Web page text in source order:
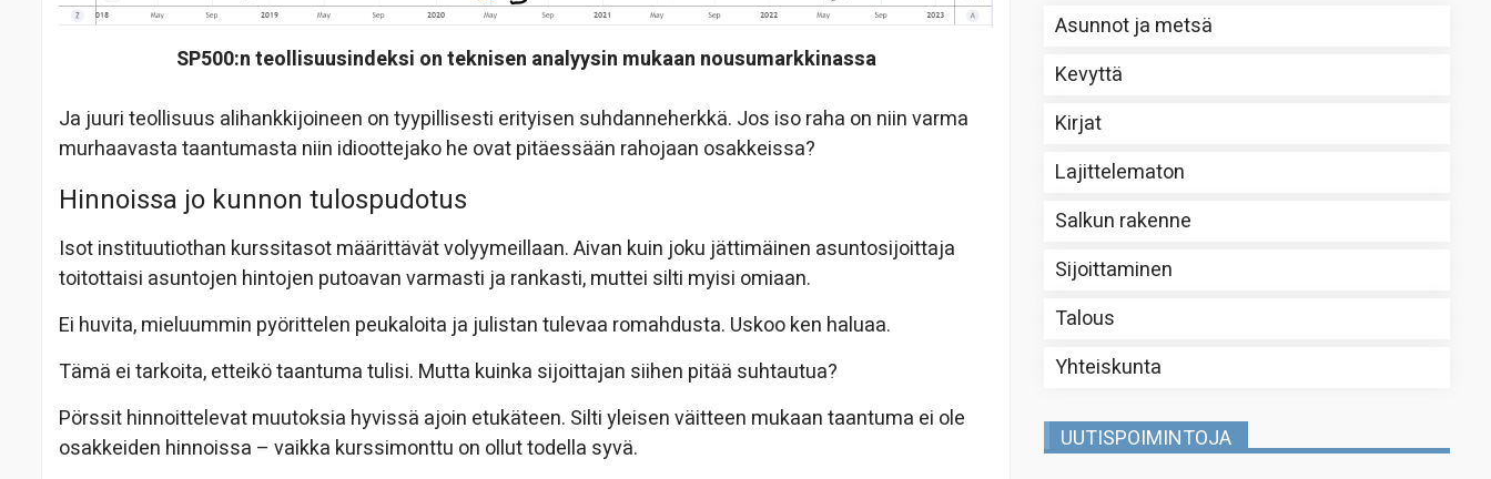
SP500:n teollisuusindeksi on teknisen analyysin mukaan nousumarkkinassa
Ja juuri teollisuus alihankkijoineen on tyypillisesti erityisen suhdanneherkkä. Jos iso raha on niin varma
murhaavasta taantumasta niin idioottejako he ovat pitäessään rahojaan osakkeissa?
Hinnoissa jo kunnon tulospudotus
Isot instituutiothan kurssitasot määrittävät volyymeillaan. Aivan kuin joku jättimäinen asuntosijoittaja
toitottaisi asuntojen hintojen putoavan varmasti ja rankasti, muttei silti myisi omiaan.
Ei huvita, mieluummin pyörittelen peukaloita ja julistan tulevaa romahdusta. Uskoo ken haluaa.
Tämä ei tarkoita, etteikö taantuma tulisi. Mutta kuinka sijoittajan siihen pitää suhtautua?
Pörssit hinnoittelevat muutoksia hyvissä ajoin etukäteen. Silti yleisen väitteen mukaan taantuma ei ole
osakkeiden hinnoissa – vaikka kurssimonttu on ollut todella syvä.
Asunnot ja metsä
Kevyttä
Kirjat
Lajittelematon
Salkun rakenne
Sijoittaminen
Talous
Yhteiskunta
UUTISPOIMINTOJA